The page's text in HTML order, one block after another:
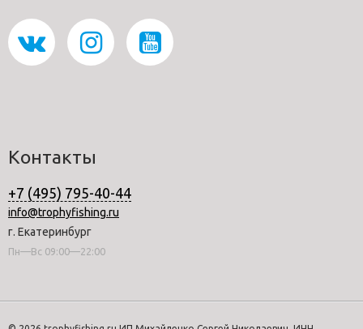
Контакты
+7 (495) 795-40-44
info@trophyfishing.ru
г. Екатеринбург
Пн—Вс 09:00—22:00